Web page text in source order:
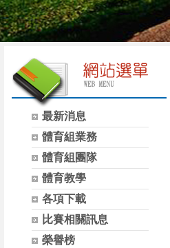
最新消息
體育組業務
體育組團隊
體育教學
各項下載
比賽相關訊息
榮譽榜